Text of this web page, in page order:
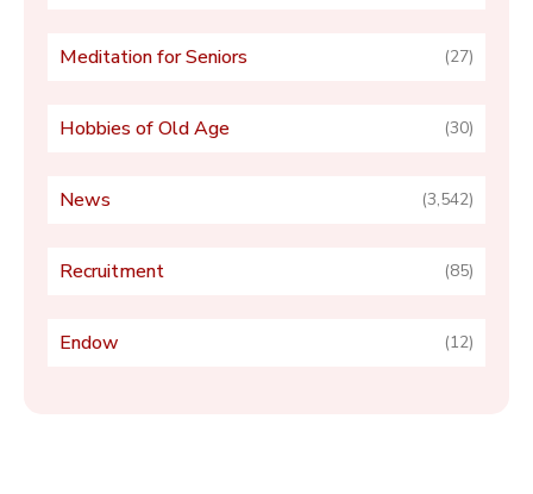
Meditation for Seniors (27)
Hobbies of Old Age (30)
News (3,542)
Recruitment (85)
Endow (12)